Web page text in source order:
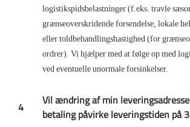
logistikspidsbelastninger (f.eks. travle
grænseoverskridende forsendelse, lokale
eller toldbehandlingshastighed (for
ordrer). Vi hjælper med at følge op med
ved eventuelle unormale forsinkelser.
4
Vil ændring af min
betaling påvirke leveringstiden på